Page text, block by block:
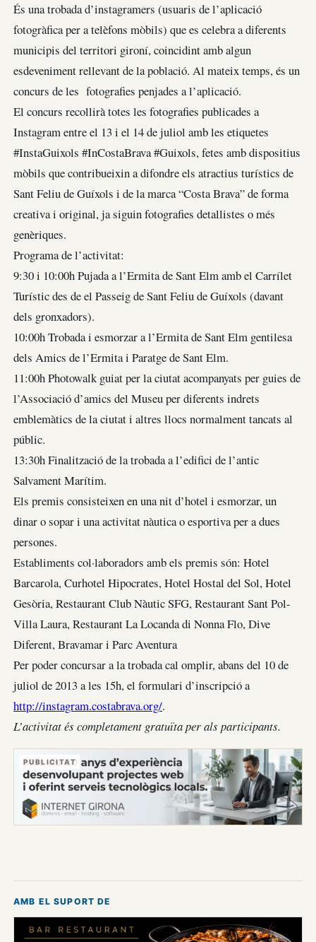
És una trobada d’instagramers (usuaris de l’aplicació
fotogràfica per a telèfons mòbils) que es celebra a diferents
municipis del territori gironí, coincidint amb algun
esdeveniment rellevant de la població. Al mateix temps, és un
concurs de les fotografies penjades a l’aplicació.
El concurs recollirà totes les fotografies publicades a
Instagram entre el 13 i el 14 de juliol amb les etiquetes
#InstaGuixols #InCostaBrava #Guixols, fetes amb dispositius
mòbils que contribueixin a difondre els atractius turístics de
Sant Feliu de Guíxols i de la marca “Costa Brava” de forma
creativa i original, ja siguin fotografies detallistes o més
genèriques.
Programa de l’activitat:
9:30 i 10:00h Pujada a l’Ermita de Sant Elm amb el Carrílet
Turístic des de el Passeig de Sant Feliu de Guíxols (davant
dels gronxadors).
10:00h Trobada i esmorzar a l’Ermita de Sant Elm gentilesa
dels Amics de l’Ermita i Paratge de Sant Elm.
11:00h Photowalk guiat per la ciutat acompanyats per guies de
l’Associació d’amics del Museu per diferents indrets
emblemàtics de la ciutat i altres llocs normalment tancats al
públic.
13:30h Finalització de la trobada a l’edifici de l’antic
Salvament Marítim.
Els premis consisteixen en una nit d’hotel i esmorzar, un
dinar o sopar i una activitat nàutica o esportiva per a dues
persones.
Establiments col·laboradors amb els premis són: Hotel
Barcarola, Curhotel Hipocrates, Hotel Hostal del Sol, Hotel
Gesòria, Restaurant Club Nàutic SFG, Restaurant Sant Pol-
Villa Laura, Restaurant La Locanda di Nonna Flo, Dive
Diferent, Bravamar i Parc Aventura
Per poder concursar a la trobada cal omplir, abans del 10 de
juliol de 2013 a les 15h, el formulari d’inscripció a
http://instagram.costabrava.org/.
L’activitat és completament gratuïta per als participants.
PUBLICITAT
AMB EL SUPORT DE